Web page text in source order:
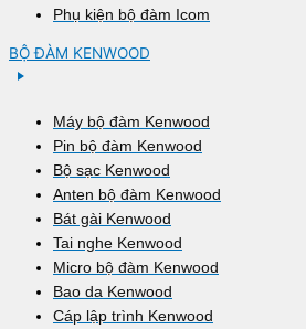
Phụ kiện bộ đàm Icom
BỘ ĐÀM KENWOOD
Máy bộ đàm Kenwood
Pin bộ đàm Kenwood
Bộ sạc Kenwood
Anten bộ đàm Kenwood
Bát gài Kenwood
Tai nghe Kenwood
Micro bộ đàm Kenwood
Bao da Kenwood
Cáp lập trình Kenwood